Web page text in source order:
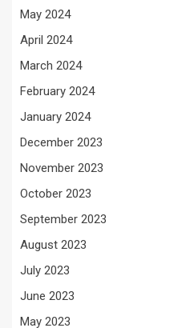
May 2024
April 2024
March 2024
February 2024
January 2024
December 2023
November 2023
October 2023
September 2023
August 2023
July 2023
June 2023
May 2023